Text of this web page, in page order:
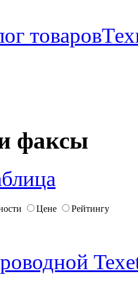
товаров
факсы
Цене Рейтингу